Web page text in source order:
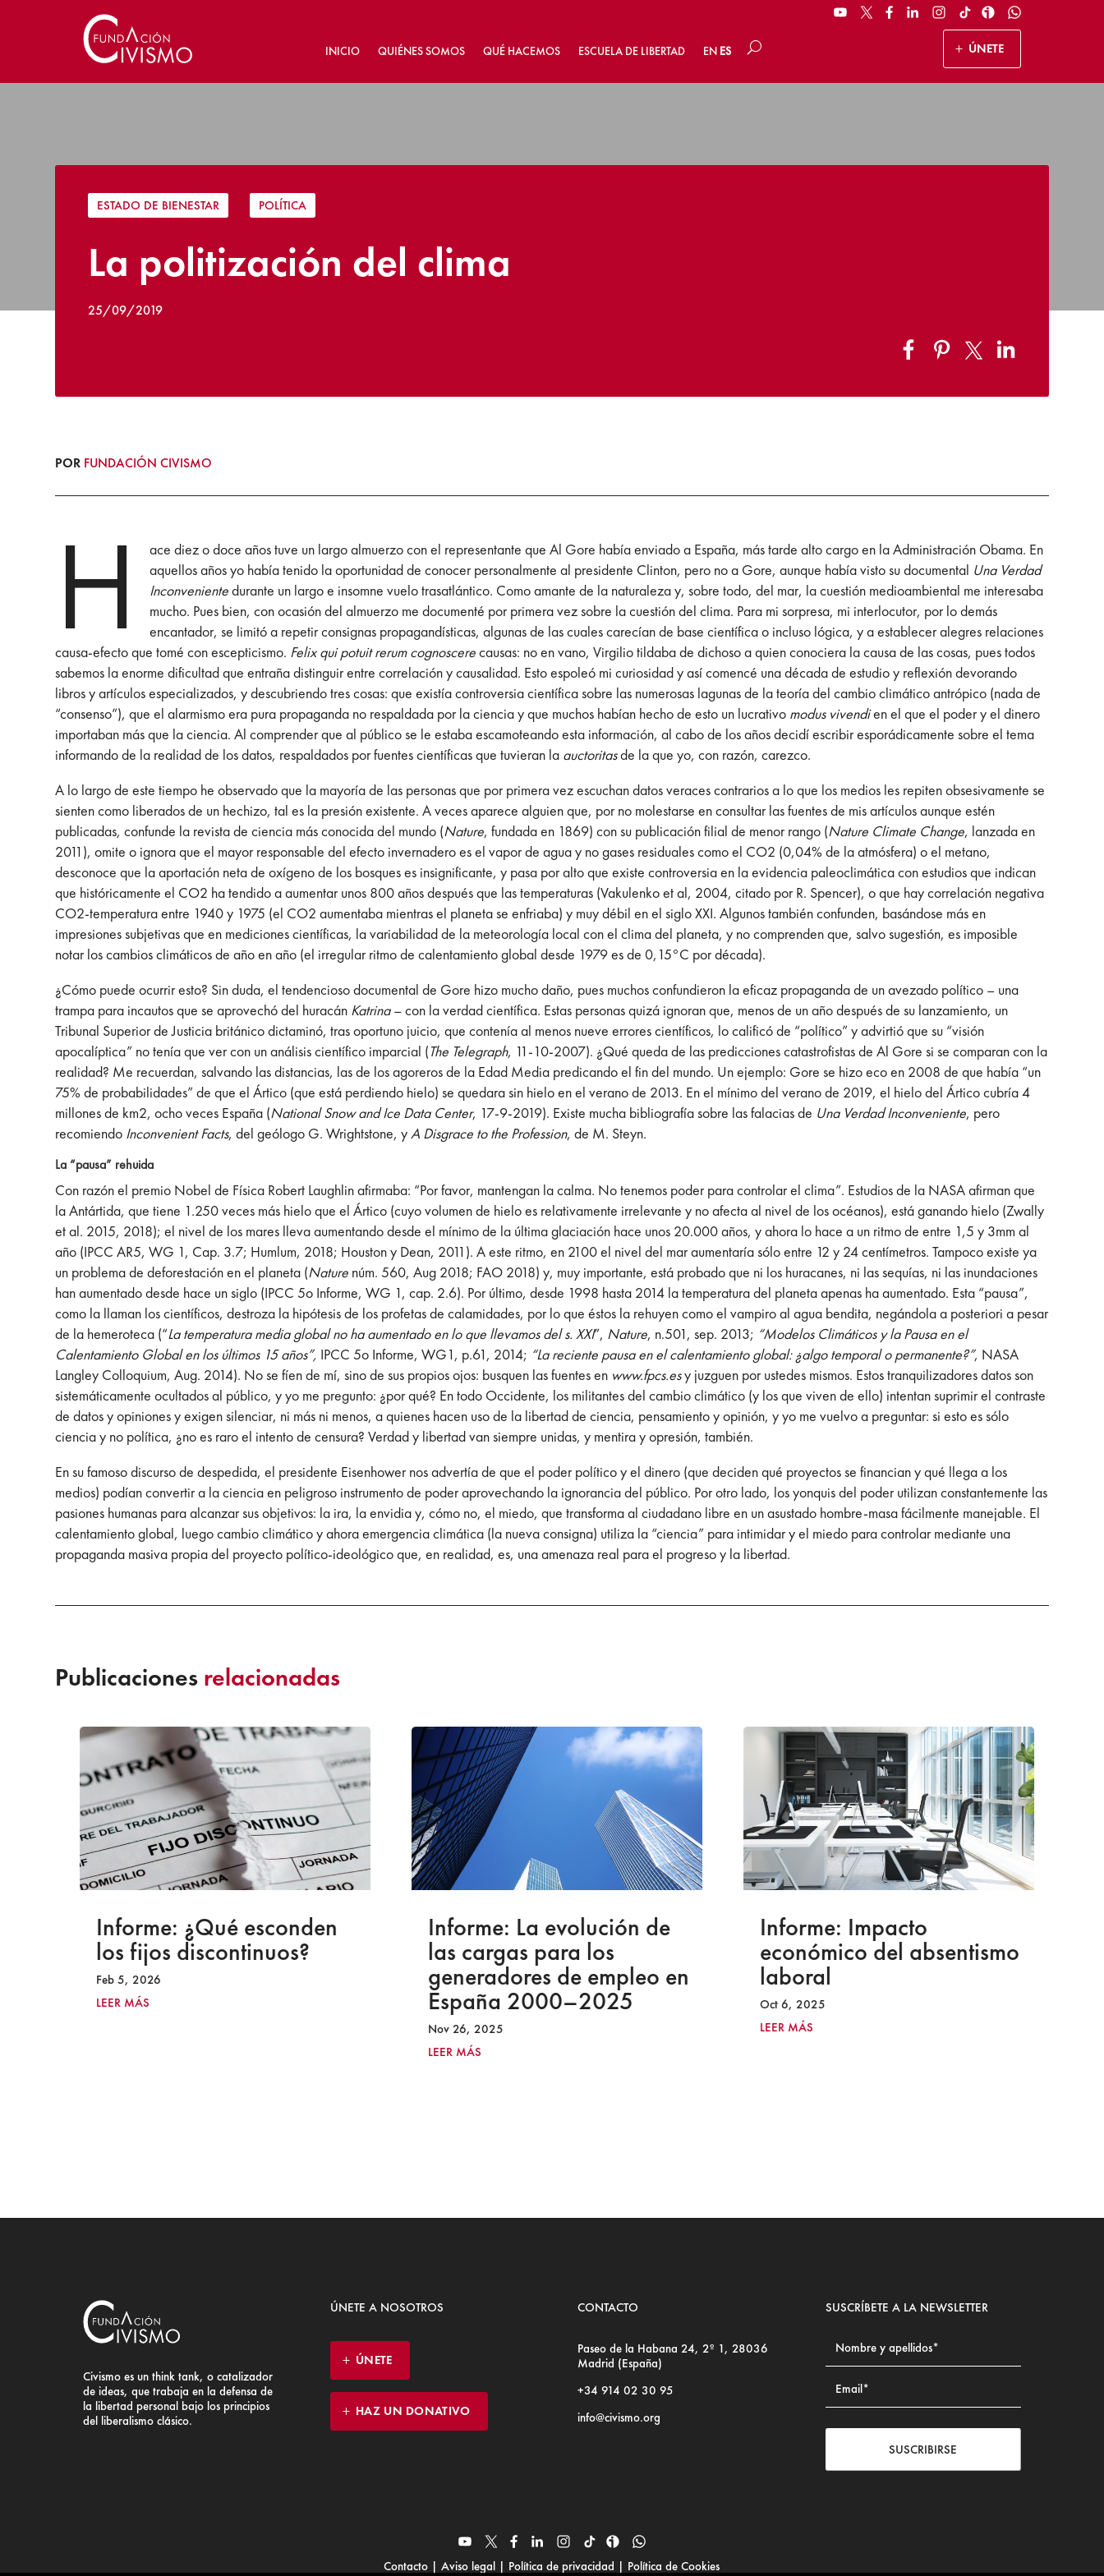
INICIO QUIÉNES SOMOS QUÉ HACEMOS ESCUELA DE LIBERTAD EN ES ÚNETE
ESTADO DE BIENESTAR POLÍTICA
La politización del clima
25/09/2019
POR FUNDACIÓN CIVISMO
H
ace diez o doce años tuve un largo almuerzo con el representante que Al Gore había enviado a España, más tarde alto cargo en la Administración Obama. En
aquellos años yo había tenido la oportunidad de conocer personalmente al presidente Clinton, pero no a Gore, aunque había visto su documental Una Verdad
Inconvenientedurante un largo e insomne vuelo trasatlántico. Como amante de la naturaleza y, sobre todo, del mar, la cuestión medioambiental me interesaba
mucho. Pues bien, con ocasión del almuerzo me documenté por primera vez sobre la cuestión del clima. Para mi sorpresa, mi interlocutor, por lo demás
encantador, se limitó a repetir consignas propagandísticas, algunas de las cuales carecían de base científica o incluso lógica, y a establecer alegres relaciones
causa-efecto que tomé con escepticismo. Felix qui potuit rerum cognoscerecausas: no en vano, Virgilio tildaba de dichoso a quien conociera la causa de las cosas, pues todos
sabemos la enorme dificultad que entraña distinguir entre correlación y causalidad. Esto espoleó mi curiosidad y así comencé una década de estudio y reflexión devorando
libros y artículos especializados, y descubriendo tres cosas: que existía controversia científica sobre las numerosas lagunas de la teoría del cambio climático antrópico (nada de
“consenso”), que el alarmismo era pura propaganda no respaldada por la ciencia y que muchos habían hecho de esto un lucrativo modus vivendien el que el poder y el dinero
importaban más que la ciencia. Al comprender que al público se le estaba escamoteando esta información, al cabo de los años decidí escribir esporádicamente sobre el tema
informando de la realidad de los datos, respaldados por fuentes científicas que tuvieran la auctoritasde la que yo, con razón, carezco.
A lo largo de este tiempo he observado que la mayoría de las personas que por primera vez escuchan datos veraces contrarios a lo que los medios les repiten obsesivamente se
sienten como liberados de un hechizo, tal es la presión existente. A veces aparece alguien que, por no molestarse en consultar las fuentes de mis artículos aunque estén
publicadas, confunde la revista de ciencia más conocida del mundo (Nature, fundada en 1869) con su publicación filial de menor rango (Nature Climate Change, lanzada en
2011), omite o ignora que el mayor responsable del efecto invernadero es el vapor de agua y no gases residuales como el CO2 (0,04% de la atmósfera) o el metano,
desconoce que la aportación neta de oxígeno de los bosques es insignificante, y pasa por alto que existe controversia en la evidencia paleoclimática con estudios que indican
que históricamente el CO2 ha tendido a aumentar unos 800 años después que las temperaturas (Vakulenko et al, 2004, citado por R. Spencer), o que hay correlación negativa
CO2-temperatura entre 1940 y 1975 (el CO2 aumentaba mientras el planeta se enfriaba) y muy débil en el siglo XXI. Algunos también confunden, basándose más en
impresiones subjetivas que en mediciones científicas, la variabilidad de la meteorología local con el clima del planeta, y no comprenden que, salvo sugestión, es imposible
notar los cambios climáticos de año en año (el irregular ritmo de calentamiento global desde 1979 es de 0,15°C por década).
¿Cómo puede ocurrir esto? Sin duda, el tendencioso documental de Gore hizo mucho daño, pues muchos confundieron la eficaz propaganda de un avezado político – una
trampa para incautos que se aprovechó del huracán Katrina– con la verdad científica. Estas personas quizá ignoran que, menos de un año después de su lanzamiento, un
Tribunal Superior de Justicia británico dictaminó, tras oportuno juicio, que contenía al menos nueve errores científicos, lo calificó de “político” y advirtió que su “visión
apocalíptica” no tenía que ver con un análisis científico imparcial (The Telegraph, 11-10-2007). ¿Qué queda de las predicciones catastrofistas de Al Gore si se comparan con la
realidad? Me recuerdan, salvando las distancias, las de los agoreros de la Edad Media predicando el fin del mundo. Un ejemplo: Gore se hizo eco en 2008 de que había “un
75% de probabilidades” de que el Ártico (que está perdiendo hielo) se quedara sin hielo en el verano de 2013. En el mínimo del verano de 2019, el hielo del Ártico cubría 4
millones de km2, ocho veces España (National Snow and Ice Data Center, 17-9-2019). Existe mucha bibliografía sobre las falacias de Una Verdad Inconveniente, pero
recomiendo Inconvenient Facts, del geólogo G. Wrightstone, yA Disgrace to the Profession, de M. Steyn.
La “pausa” rehuida
Con razón el premio Nobel de Física Robert Laughlin afirmaba: “Por favor, mantengan la calma. No tenemos poder para controlar el clima”. Estudios de la NASA afirman que
la Antártida, que tiene 1.250 veces más hielo que el Ártico (cuyo volumen de hielo es relativamente irrelevante y no afecta al nivel de los océanos), está ganando hielo (Zwally
et al. 2015, 2018); el nivel de los mares lleva aumentando desde el mínimo de la última glaciación hace unos 20.000 años, y ahora lo hace a un ritmo de entre 1,5 y 3mm al
año (IPCC AR5, WG 1, Cap. 3.7; Humlum, 2018; Houston y Dean, 2011). A este ritmo, en 2100 el nivel del mar aumentaría sólo entre 12 y 24 centímetros. Tampoco existe ya
un problema de deforestación en el planeta (Nature núm. 560, Aug 2018; FAO 2018) y, muy importante, está probado que ni los huracanes, ni las sequías, ni las inundaciones
han aumentado desde hace un siglo (IPCC 5o Informe, WG 1, cap. 2.6). Por último, desde 1998 hasta 2014 la temperatura del planeta apenas ha aumentado. Esta “pausa”,
como la llaman los científicos, destroza la hipótesis de los profetas de calamidades, por lo que éstos la rehuyen como el vampiro al agua bendita, negándola a posteriori a pesar
de la hemeroteca (“La temperatura media global no ha aumentado en lo que llevamos del s. XXI”, Nature, n.501, sep. 2013; “Modelos Climáticos y la Pausa en el
Calentamiento Global en los últimos 15 años”, IPCC 5o Informe, WG1, p.61, 2014; “La reciente pausa en el calentamiento global: ¿algo temporal o permanente?”, NASA
Langley Colloquium, Aug. 2014). No se fíen de mí, sino de sus propios ojos: busquen las fuentes en www.fpcs.esy juzguen por ustedes mismos. Estos tranquilizadores datos son
sistemáticamente ocultados al público, y yo me pregunto: ¿por qué? En todo Occidente, los militantes del cambio climático (y los que viven de ello) intentan suprimir el contraste
de datos y opiniones y exigen silenciar, ni más ni menos, a quienes hacen uso de la libertad de ciencia, pensamiento y opinión, y yo me vuelvo a preguntar: si esto es sólo
ciencia y no política, ¿no es raro el intento de censura? Verdad y libertad van siempre unidas, y mentira y opresión, también.
En su famoso discurso de despedida, el presidente Eisenhower nos advertía de que el poder político y el dinero (que deciden qué proyectos se financian y qué llega a los
medios) podían convertir a la ciencia en peligroso instrumento de poder aprovechando la ignorancia del público. Por otro lado, los yonquis del poder utilizan constantemente las
pasiones humanas para alcanzar sus objetivos: la ira, la envidia y, cómo no, el miedo, que transforma al ciudadano libre en un asustado hombre-masa fácilmente manejable. El
calentamiento global, luego cambio climático y ahora emergencia climática (la nueva consigna) utiliza la “ciencia” para intimidar y el miedo para controlar mediante una
propaganda masiva propia del proyecto político-ideológico que, en realidad, es, una amenaza real para el progreso y la libertad.
Publicaciones relacionadas
Informe: ¿Qué esconden
los fijos discontinuos?
Feb 5, 2026
LEER MÁS
Informe: La evolución de
las cargas para los
generadores de empleo en
España 2000–2025
Nov 26, 2025
LEER MÁS
Informe: Impacto
económico del absentismo
laboral
Oct 6, 2025
LEER MÁS
Civismo es un think tank, o catalizador
de ideas, que trabaja en la defensa de
la libertad personal bajo los principios
del liberalismo clásico.
ÚNETE A NOSOTROS
ÚNETE
HAZ UN DONATIVO
CONTACTO
Paseo de la Habana 24, 2º 1, 28036
Madrid (España)
+34 914 02 30 95
info@civismo.org
SUSCRÍBETE A LA NEWSLETTER
SUSCRIBIRSE
Contacto |Aviso legal | Política de privacidad | Política de Cookies